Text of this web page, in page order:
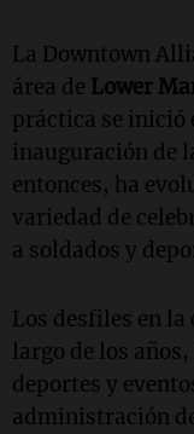
La Downtown
área de Lower
práctica se inició
inauguración de
entonces, ha
variedad de
a soldados y
Los desfiles en
largo de los
deportes y
administración